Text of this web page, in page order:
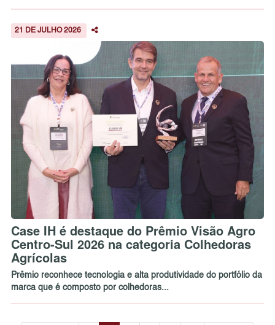
21 DE JULHO 2026
Case IH é destaque do Prêmio Visão Agro
Centro-Sul 2026 na categoria Colhedoras
Agrícolas
Prêmio reconhece tecnologia e alta produtividade do portfólio da
marca que é composto por colhedoras...